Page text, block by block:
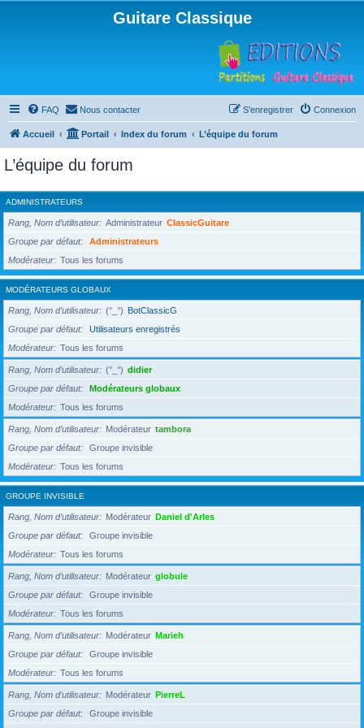
Guitare Classique
FAQ Nous contacter Connexion
S’enregistrer
Accueil Portail Index du forum L’équipe du forum
L’équipe du forum
ADMINISTRATEURS
Rang, Nom d’utilisateur Administrateur ClassicGuitare
Groupe par défaut
Administrateurs
Modérateur
Tous les forums
MODÉRATEURS GLOBAUX
Rang, Nom d’utilisateur (°_°) BotClassicG
Groupe par défaut
Utilisateurs enregistrés
Modérateur
Tous les forums
Rang, Nom d’utilisateur (°_°) didier
Groupe par défaut
Modérateurs globaux
Modérateur
Tous les forums
Rang, Nom d’utilisateur Modérateur tambora
Groupe par défaut
Groupe invisible
Modérateur
Tous les forums
GROUPE INVISIBLE
Rang, Nom d’utilisateur Modérateur Daniel d'Arles
Groupe par défaut
Groupe invisible
Modérateur
Tous les forums
Rang, Nom d’utilisateur Modérateur globule
Groupe par défaut
Groupe invisible
Modérateur
Tous les forums
Rang, Nom d’utilisateur Modérateur Marieh
Groupe par défaut
Groupe invisible
Modérateur
Tous les forums
Rang, Nom d’utilisateur Modérateur PierreL
Groupe par défaut
Groupe invisible